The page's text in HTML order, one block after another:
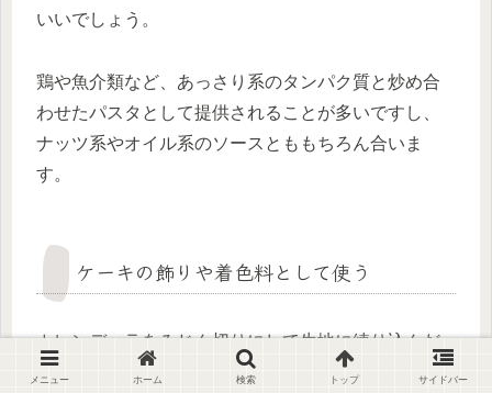
いいでしょう。
鶏や魚介類など、あっさり系のタンパク質と炒め合
わせたパスタとして提供されることが多いですし、
ナッツ系やオイル系のソースとももちろん合いま
す。
ケーキの飾りや着色料として使う
カレンデュラをみじん切りにして生地に練り込んだ
り、生のカレンデュラを仕上げに乗せたりして使い
メニュー ホーム 検索 トップ サイドバー